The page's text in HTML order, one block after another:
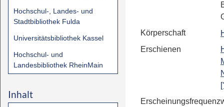
Hochschul-, Landes- und
Stadtbibliothek Fulda
Universitätsbibliothek Kassel
Hochschul- und
Landesbibliothek RheinMain
Inhalt
Körperschaft
Erschienen
Erscheinungsfrequenz